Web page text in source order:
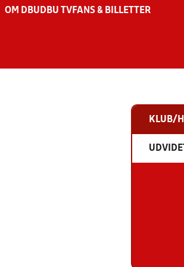
OM DBU DBU TV FANS & BILLETTER
KLUB/